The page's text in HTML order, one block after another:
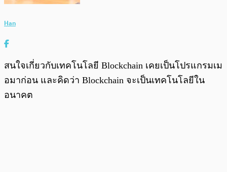
Han
สนใจเกี่ยวกับเทคโนโลยี Blockchain เคยเป็นโปรแกรมเม
อมาก่อน และคิดว่า Blockchain จะเป็นเทคโนโลยีใน
อนาคต